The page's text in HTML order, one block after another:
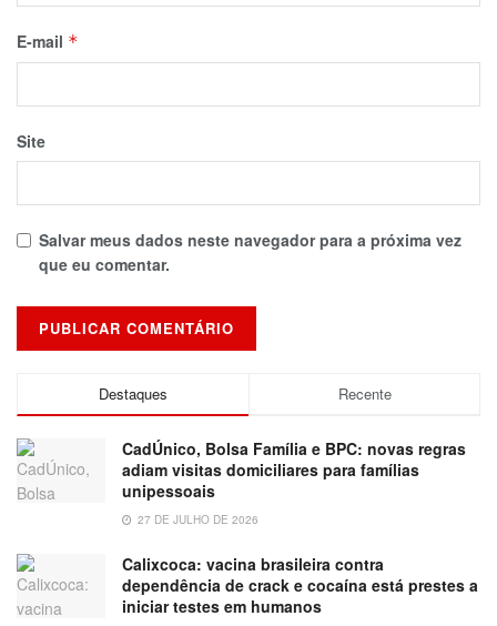
E-mail *
Site
Salvar meus dados neste navegador para a próxima vez
que eu comentar.
Destaques Recente
CadÚnico, Bolsa Família e BPC: novas regras
adiam visitas domiciliares para famílias
unipessoais
27 DE JULHO DE 2026
Calixcoca: vacina brasileira contra
dependência de crack e cocaína está prestes a
iniciar testes em humanos